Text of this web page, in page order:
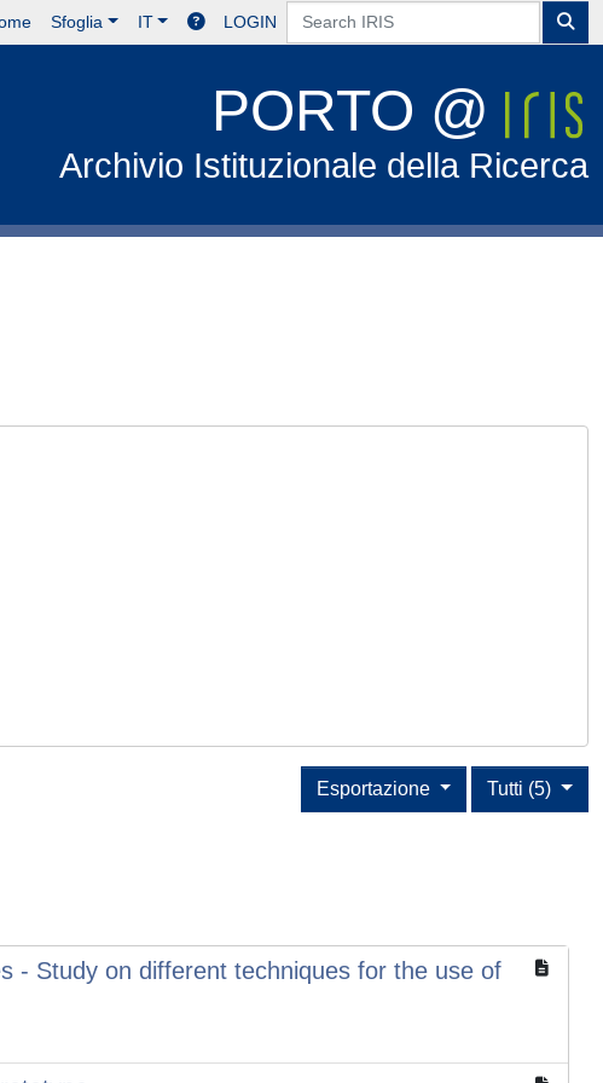
Sfoglia IT LOGIN
PORTO @
Archivio Istituzionale della Ricerca
Tutti (5)
Esportazione
- Study on different techniques for the use of